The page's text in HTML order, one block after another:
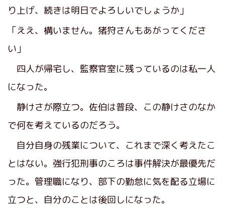
り上げ、続きは明日でよろしいでしょうか」
「ええ、構いません。猪狩さんもあがってくださ
い」
四人が帰宅し、監察官室に残っているのは私一人
になった。
静けさが際立つ。佐伯は普段、この静けさのなか
で何を考えているのだろう。
自分自身の残業について、これまで深く考えたこ
とはない。強行犯刑事のころは事件解決が最優先だ
った。管理職になり、部下の勤怠に気を配る立場に
立つと、自分のことは後回しになった。